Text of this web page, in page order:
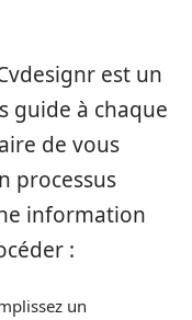
est un
guide à chaque
de vous
processus
information
:
un